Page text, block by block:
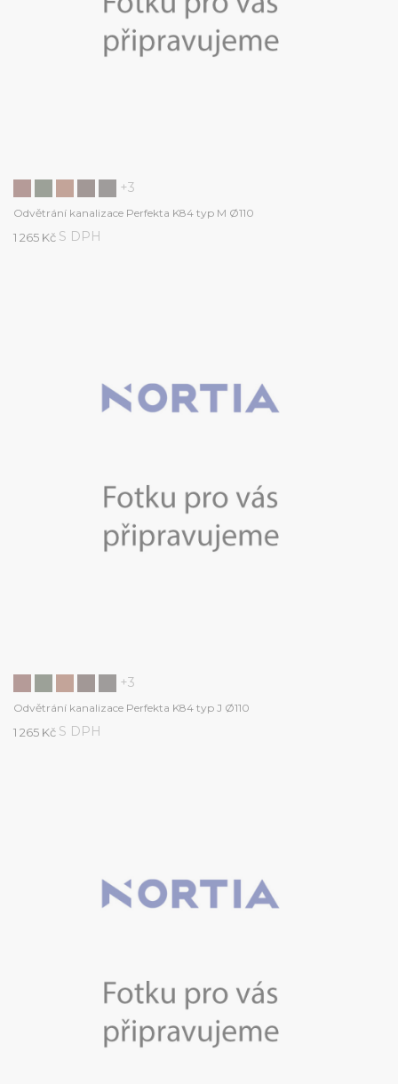
+3
Odvětrání kanalizace Perfekta K84 typ M Ø110
1 265 Kč S DPH
+3
Odvětrání kanalizace Perfekta K84 typ J Ø110
1 265 Kč S DPH